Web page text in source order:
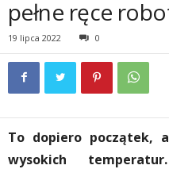
pełne ręce
19 lipca 2022 0
To dopiero początek,
wysokich